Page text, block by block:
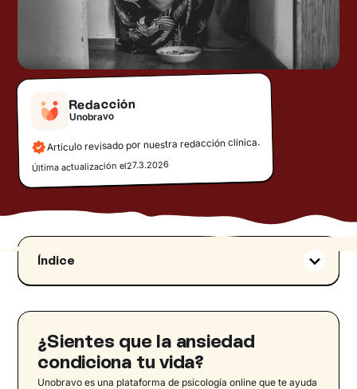
Redacción
Unobravo
Artículo revisado por nuestra redacción clínica.
Última actualización el27.3.2026
Índice
¿Qué significa comer por ansiedad?
Comer por ansiedad: síntomas
Ansiedad por comer: causas
Problemas de regulación emocional
Baja autoestima
¿Sientes que la ansiedad
condiciona tu vida?
Unobravo es una plataforma de psicología online que te ayuda